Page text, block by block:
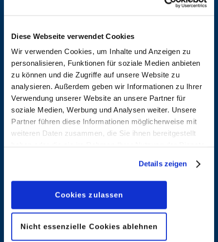
Diese Webseite verwendet Cookies
Wir verwenden Cookies, um Inhalte und Anzeigen zu
personalisieren, Funktionen für soziale Medien anbieten
zu können und die Zugriffe auf unsere Website zu
analysieren. Außerdem geben wir Informationen zu Ihrer
Verwendung unserer Website an unsere Partner für
soziale Medien, Werbung und Analysen weiter. Unsere
Partner führen diese Informationen möglicherweise mit
weiteren Daten zusammen, die Sie ihnen bereitgestellt
geben, können Sie diese jederzeit in der
Datenschutzerklärungwieder widerrufen.
Details zeigen
Cookies zulassen
Nicht essenzielle Cookies ablehnen
Aleixo
Soares,
Natanael
Entdecken
Alfonso,
Jordi
Entdecken
Filadelfo
Ambrosio,
Amendola,